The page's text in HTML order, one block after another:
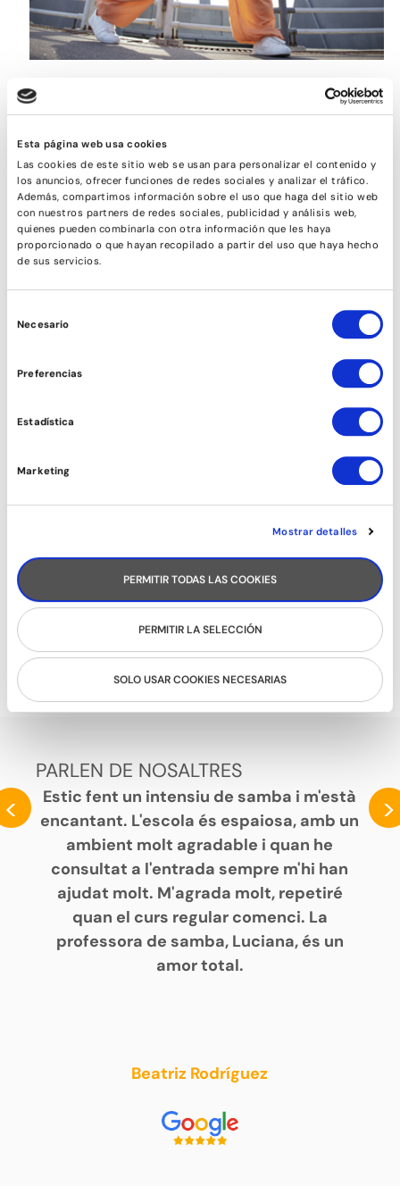
Esta página web usa cookies
Las cookies de este sitio web se usan para personalizar el contenido y
los anuncios, ofrecer funciones de redes sociales y analizar el tráfico.
Además, compartimos información sobre el uso que haga del sitio web
con nuestros partners de redes sociales, publicidad y análisis web,
quienes pueden combinarla con otra información que les haya
proporcionado o que hayan recopilado a partir del uso que haya hecho
de sus servicios.
de
Necesario
Preferencias
Estadística
Marketing
Mostrar detalles
PERMITIR TODAS LAS COOKIES
PERMITIR LA SELECCIÓN
SOLO USAR COOKIES NECESARIAS
CARIBENYS (NOIES)
PARLEN DE NOSALTRES
<
Estic fent un intensiu de samba i m'està
encantant. L'escola és espaiosa, amb un
ambient molt agradable i quan he
consultat a l'entrada sempre m'hi han
ajudat molt. M'agrada molt, repetiré
quan el curs regular comenci. La
professora de samba, Luciana, és un
amor total.
Beatriz Rodríguez
>